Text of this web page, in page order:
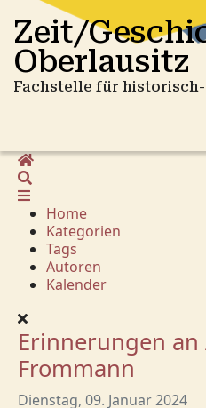
Zeit/
Oberlausitz
Fachstelle für
Home
Home
Kategorien
Tags
Autoren
Kalender
Erinnerungen an
Frommann
Dienstag, 09. Januar 2024